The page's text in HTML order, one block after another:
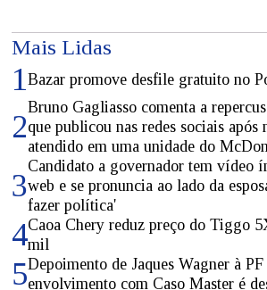
Mais Lidas
1Bazar promove desfile gratuito no
2
Bruno Gagliasso comenta a
que publicou nas redes sociais após
atendido em uma unidade do
3
Candidato a governador tem vídeo
web e se pronuncia ao lado da
fazer política'
4Caoa Chery reduz preço do Tiggo
mil
5Depoimento de Jaques Wagner à PF
envolvimento com Caso Master é